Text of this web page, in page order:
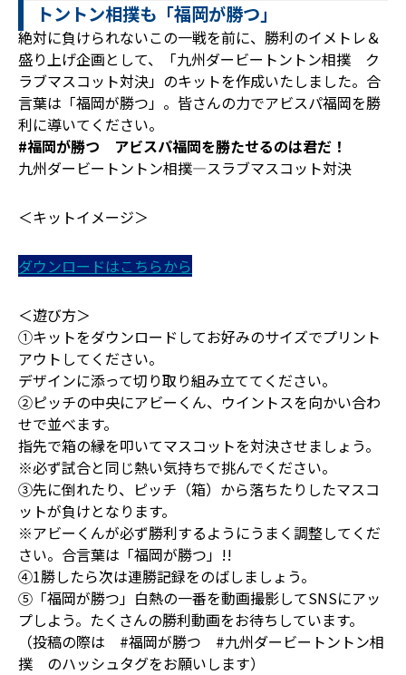
トントン相撲も「福岡が勝つ」
絶対に負けられないこの一戦を前に、勝利のイメトレ＆
盛り上げ企画として、「九州ダービートントン相撲 ク
ラブマスコット対決」のキットを作成いたしました。合
言葉は「福岡が勝つ」。皆さんの力でアビスパ福岡を勝
利に導いてください。
#福岡が勝つ アビスパ福岡を勝たせるのは君だ！
九州ダービートントン相撲―スラブマスコット対決
＜キットイメージ＞
ダウンロードはこちらから
＜遊び方＞
①キットをダウンロードしてお好みのサイズでプリント
アウトしてください。
デザインに添って切り取り組み立ててください。
②ピッチの中央にアビーくん、ウイントスを向かい合わ
せで並べます。
指先で箱の縁を叩いてマスコットを対決させましょう。
※必ず試合と同じ熱い気持ちで挑んでください。
③先に倒れたり、ピッチ（箱）から落ちたりしたマスコ
ットが負けとなります。
※アビーくんが必ず勝利するようにうまく調整してくだ
さい。合言葉は「福岡が勝つ」!!
④1勝したら次は連勝記録をのばしましょう。
⑤「福岡が勝つ」白熱の一番を動画撮影してSNSにアッ
プしよう。たくさんの勝利動画をお待ちしています。
（投稿の際は #福岡が勝つ #九州ダービートントン相
撲 のハッシュタグをお願いします）